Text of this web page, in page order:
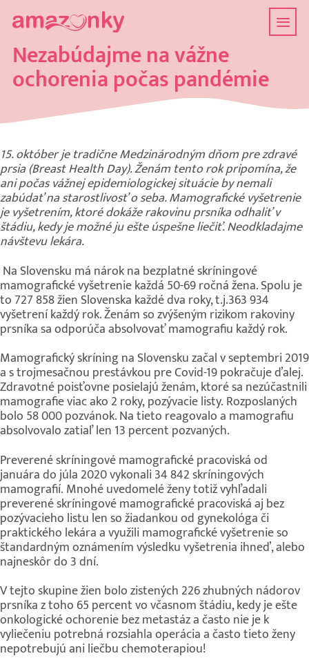
Nezabúdajme na vážne
ochorenia počas pandémie
15. október je tradične Medzinárodným dňom pre zdravé
prsia (Breast Health Day). Ženám tento rok pripomína, že
ani počas vážnej epidemiologickej situácie by nemali
zabúdať na starostlivosť o seba. Mamografické vyšetrenie
je vyšetrením, ktoré dokáže rakovinu prsníka odhaliť v
štádiu, kedy je možné ju ešte úspešne liečiť. Neodkladajme
návštevu lekára.
Na Slovensku má nárok na bezplatné skríningové
mamografické vyšetrenie každá 50-69 ročná žena. Spolu je
to 727 858 žien Slovenska každé dva roky, t.j.363 934
vyšetrení každý rok. Ženám so zvýšeným rizikom rakoviny
prsníka sa odporúča absolvovať mamografiu každý rok.
Mamografický skríning na Slovensku začal v septembri 2019
a s trojmesačnou prestávkou pre Covid-19 pokračuje ďalej.
Zdravotné poisťovne posielajú ženám, ktoré sa nezúčastnili
mamografie viac ako 2 roky, pozývacie listy. Rozposlaných
bolo 58 000 pozvánok. Na tieto reagovalo a mamografiu
absolvovalo zatiaľ len 13 percent pozvaných.
Preverené skríningové mamografické pracoviská od
januára do júla 2020 vykonali 34 842 skríningových
mamografií. Mnohé uvedomelé ženy totiž vyhľadali
preverené skríningové mamografické pracoviská aj bez
pozývacieho listu len so žiadankou od gynekológa či
praktického lekára a využili mamografické vyšetrenie so
štandardným oznámením výsledku vyšetrenia ihneď, alebo
najneskôr do 3 dní.
V tejto skupine žien bolo zistených 226 zhubných nádorov
prsníka z toho 65 percent vo včasnom štádiu, kedy je ešte
onkologické ochorenie bez metastáz a často nie je k
vyliečeniu potrebná rozsiahla operácia a často tieto ženy
nepotrebujú ani liečbu chemoterapiou!